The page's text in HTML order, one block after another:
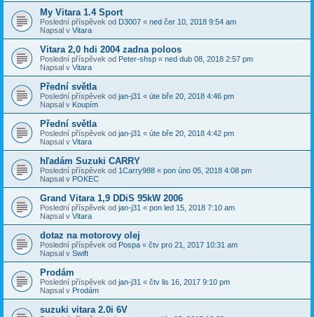
My Vitara 1.4 Sport
Poslední příspěvek od D3007 « ned čer 10, 2018 9:54 am
Napsal v Vitara
Vitara 2,0 hdi 2004 zadna poloos
Poslední příspěvek od Peter-shsp « ned dub 08, 2018 2:57 pm
Napsal v Vitara
Přední světla
Poslední příspěvek od jan-j31 « úte bře 20, 2018 4:46 pm
Napsal v Koupím
Přední světla
Poslední příspěvek od jan-j31 « úte bře 20, 2018 4:42 pm
Napsal v Vitara
hľadám Suzuki CARRY
Poslední příspěvek od 1Carry988 « pon úno 05, 2018 4:08 pm
Napsal v POKEC
Grand Vitara 1,9 DDiS 95kW 2006
Poslední příspěvek od jan-j31 « pon led 15, 2018 7:10 am
Napsal v Vitara
dotaz na motorovy olej
Poslední příspěvek od Pospa « čtv pro 21, 2017 10:31 am
Napsal v Swift
Prodám
Poslední příspěvek od jan-j31 « čtv lis 16, 2017 9:10 pm
Napsal v Prodám
suzuki vitara 2.0i 6V